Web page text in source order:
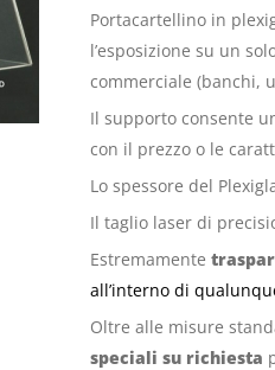
Portacartellino in
l’esposizione su un
commerciale (banchi,
Il supporto consente
con il prezzo o le
Lo spessore del
Il taglio laser di
Estremamente
all’interno di
Oltre alle misure
speciali su richiesta